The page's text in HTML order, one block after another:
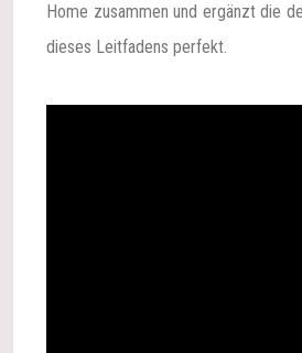
Home zusammen und ergänzt die
dieses Leitfadens perfekt.